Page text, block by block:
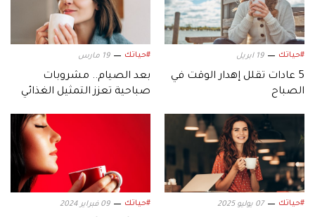
#حياتك 19 ابريل
5 عادات تقلل إهدار الوقت في
الصباح
#حياتك 19 مارس
بعد الصيام.. مشروبات
صباحية تعزز التمثيل الغذائي
#حياتك 07 يوليو 2025 #حياتك 09 فبراير 2024